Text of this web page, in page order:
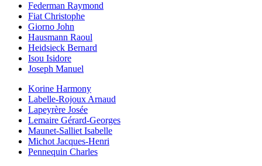
Federman Raymond
Fiat Christophe
Giorno John
Hausmann Raoul
Heidsieck Bernard
Isou Isidore
Joseph Manuel
Korine Harmony
Labelle-Rojoux Arnaud
Lapeyrère Josée
Lemaire Gérard-Georges
Maunet-Salliet Isabelle
Michot Jacques-Henri
Pennequin Charles